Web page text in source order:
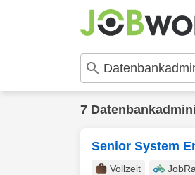
7
Senior System
Vollzeit